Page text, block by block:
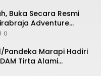
Buka Secara Resmi
Adventure
0
Pandeka Marapi Hadiri
Tirta Alami
Sinergi BUMD dan